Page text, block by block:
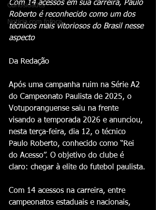
Curiosidades
Notícia com fofoca
Com 14 acessos em sua carreira, Paulo
Roberto é reconhecido como um dos
técnicos mais vitoriosos do Brasil nesse
aspecto
Da Redação
Após uma campanha ruim na Série A2
do Campeonato Paulista de 2025, o
Votuporanguense saiu na frente
visando a temporada 2026 e anunciou,
nesta terça-feira, dia 12, o técnico
Paulo Roberto, conhecido como “Rei
do Acesso”. O objetivo do clube é
claro: chegar à elite do futebol paulista.
Com 14 acessos na carreira, entre
campeonatos estaduais e nacionais,